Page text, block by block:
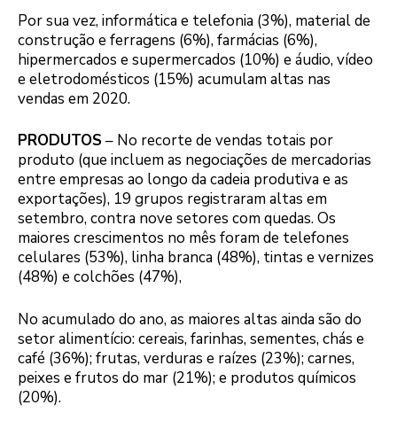
Por sua vez, informática e telefonia (3%), material de
construção e ferragens (6%), farmácias (6%),
hipermercados e supermercados (10%) e áudio, vídeo
e eletrodomésticos (15%) acumulam altas nas
vendas em 2020.
PRODUTOS – No recorte de vendas totais por
produto (que incluem as negociações de mercadorias
entre empresas ao longo da cadeia produtiva e as
exportações), 19 grupos registraram altas em
setembro, contra nove setores com quedas. Os
maiores crescimentos no mês foram de telefones
celulares (53%), linha branca (48%), tintas e vernizes
(48%) e colchões (47%),
No acumulado do ano, as maiores altas ainda são do
setor alimentício: cereais, farinhas, sementes, chás e
café (36%); frutas, verduras e raízes (23%); carnes,
peixes e frutos do mar (21%); e produtos químicos
(20%).